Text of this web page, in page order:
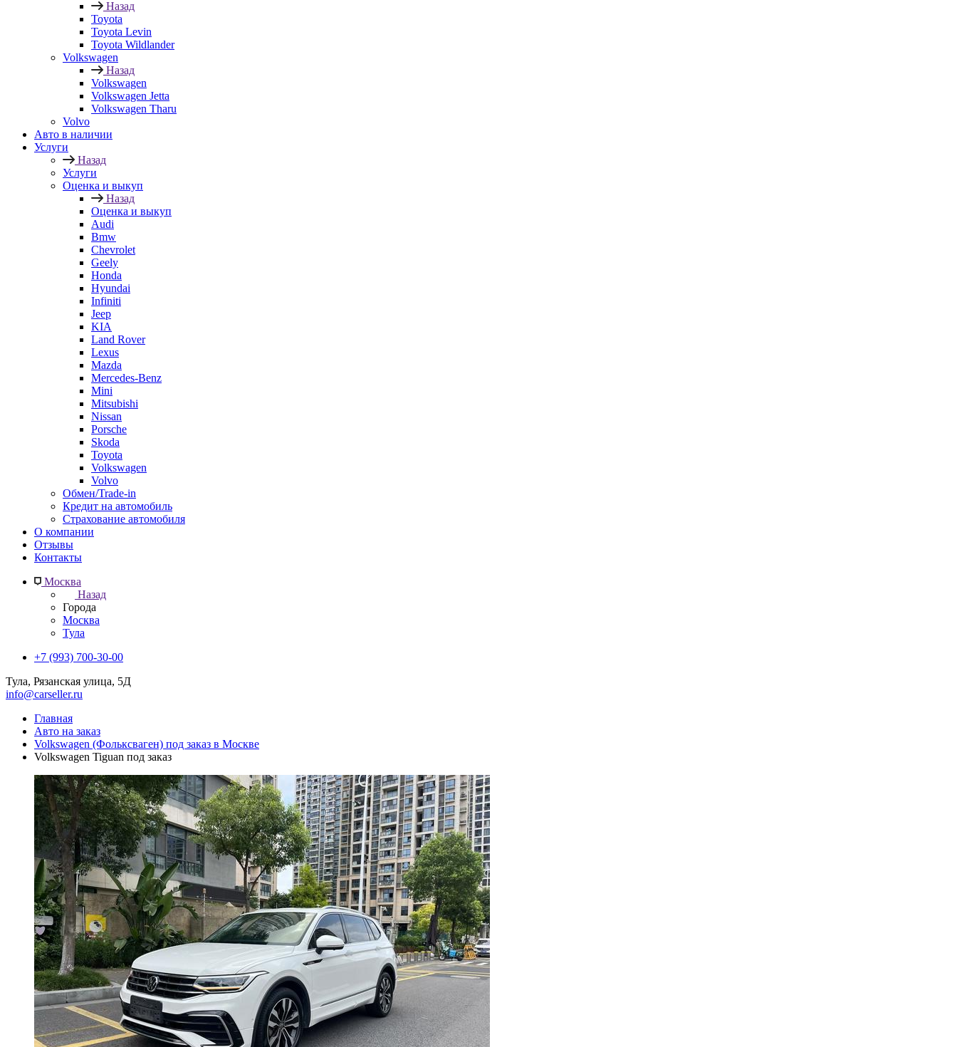
Назад
Toyota
Toyota Levin
Toyota Wildlander
Volkswagen
Назад
Volkswagen
Volkswagen Jetta
Volkswagen Tharu
Volvo
Авто в наличии
Услуги
Назад
Услуги
Оценка и выкуп
Назад
Оценка и выкуп
Audi
Bmw
Chevrolet
Geely
Honda
Hyundai
Infiniti
Jeep
KIA
Land Rover
Lexus
Mazda
Mercedes-Benz
Mini
Mitsubishi
Nissan
Porsche
Skoda
Toyota
Volkswagen
Volvo
Обмен/Trade-in
Кредит на автомобиль
Страхование автомобиля
О компании
Отзывы
Контакты
Москва
Назад
Города
Москва
Тула
+7 (993) 700-30-00
Тула, Рязанская улица, 5Д
info@carseller.ru
Главная
Авто на заказ
Volkswagen (Фольксваген) под заказ в Москве
Volkswagen Tiguan под заказ